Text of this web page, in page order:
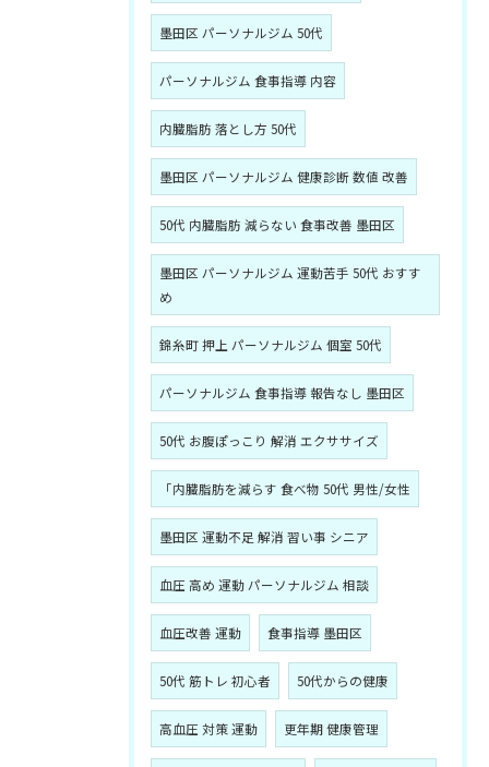
墨田区 パーソナルジム 50代
パーソナルジム 食事指導 内容
内臓脂肪 落とし方 50代
墨田区 パーソナルジム 健康診断 数値 改善
50代 内臓脂肪 減らない 食事改善 墨田区
墨田区 パーソナルジム 運動苦手 50代 おすす
め
錦糸町 押上 パーソナルジム 個室 50代
パーソナルジム 食事指導 報告なし 墨田区
50代 お腹ぽっこり 解消 エクササイズ
「内臓脂肪を減らす 食べ物 50代 男性/女性
墨田区 運動不足 解消 習い事 シニア
血圧 高め 運動 パーソナルジム 相談
血圧改善 運動 食事指導 墨田区
50代 筋トレ 初心者 50代からの健康
高血圧 対策 運動 更年期 健康管理